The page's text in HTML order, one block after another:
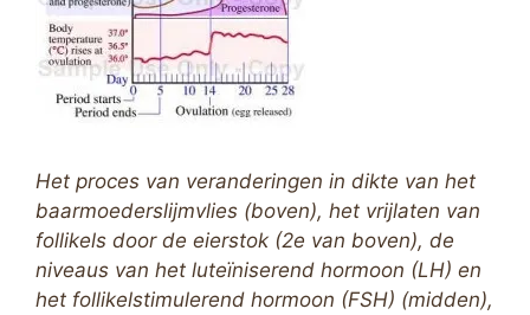
Het proces van veranderingen in dikte van het
baarmoederslijmvlies (boven), het vrijlaten van
follikels door de eierstok (2e van boven), de
niveaus van het luteïniserend hormoon (LH) en
het follikelstimulerend hormoon (FSH) (midden),